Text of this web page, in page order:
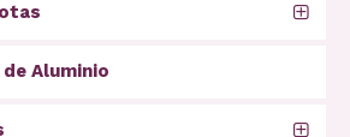
Aluminio